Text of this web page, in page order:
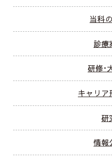
当科
診療
研修･
キャリア
研
情報